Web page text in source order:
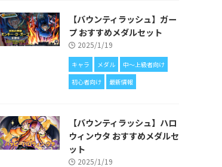
【バウンティラッシュ】ガー
プ おすすめメダルセット
2025/1/19
キャラ メダル
中〜上級者向け
初心者向け
最新情報
【バウンティラッシュ】ハロ
ウィンウタ おすすめメダルセ
ット
2025/1/19